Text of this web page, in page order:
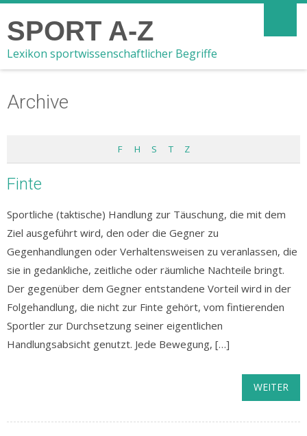
SPORT A-Z
Lexikon sportwissenschaftlicher Begriffe
Archive
F H S T Z
Finte
Sportliche (taktische) Handlung zur Täuschung, die mit dem
Ziel ausgeführt wird, den oder die Gegner zu
Gegenhandlungen oder Verhaltensweisen zu veranlassen, die
sie in gedankliche, zeitliche oder räumliche Nachteile bringt.
Der gegenüber dem Gegner entstandene Vorteil wird in der
Folgehandlung, die nicht zur Finte gehört, vom fintierenden
Sportler zur Durchsetzung seiner eigentlichen
Handlungsabsicht genutzt. Jede Bewegung, […]
WEITER